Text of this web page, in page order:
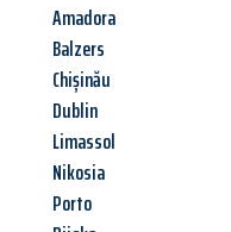
Amadora
Balzers
Chișinău
Dublin
Limassol
Nikosia
Porto